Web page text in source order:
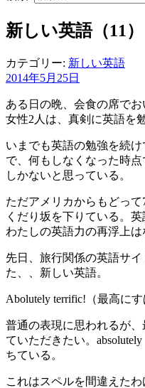
新しい英語（11）
カテゴリー: 新しい英語
2014年5月25日
ある日の晩、会食の席で
女性2人は、真剣に英語を
いまでも英語の勉強を続
で、何もしなくなった時
しかないと思っている。
ただアメリカからもどっ
くだり坂を下りている。
わたしの英語力の再浮上は
先日、旅行関係の英語サ
た、、新しい英語。
Abolutely terrific!（最高にす
普通の表現に思われるが、
ていただきたい。
ちている。
これはスペルを間違えた